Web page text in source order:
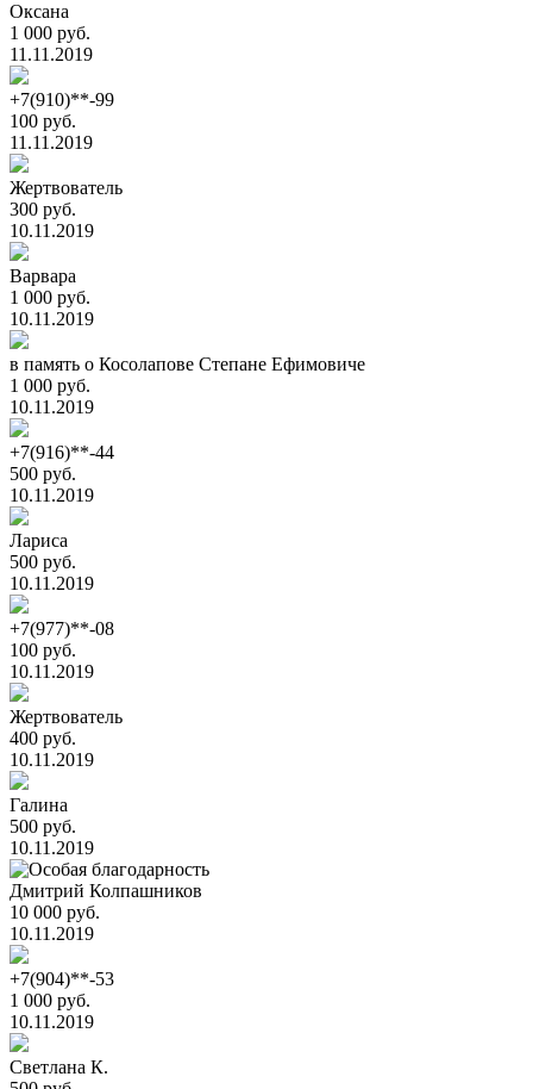
Оксана
1 000 руб.
11.11.2019
+7(910)**-99
100 руб.
11.11.2019
Жертвователь
300 руб.
10.11.2019
Варвара
1 000 руб.
10.11.2019
в память о Косолапове Степане Ефимовиче
1 000 руб.
10.11.2019
+7(916)**-44
500 руб.
10.11.2019
Лариса
500 руб.
10.11.2019
+7(977)**-08
100 руб.
10.11.2019
Жертвователь
400 руб.
10.11.2019
Галина
500 руб.
10.11.2019
Дмитрий Колпашников
10 000 руб.
10.11.2019
+7(904)**-53
1 000 руб.
10.11.2019
Светлана К.